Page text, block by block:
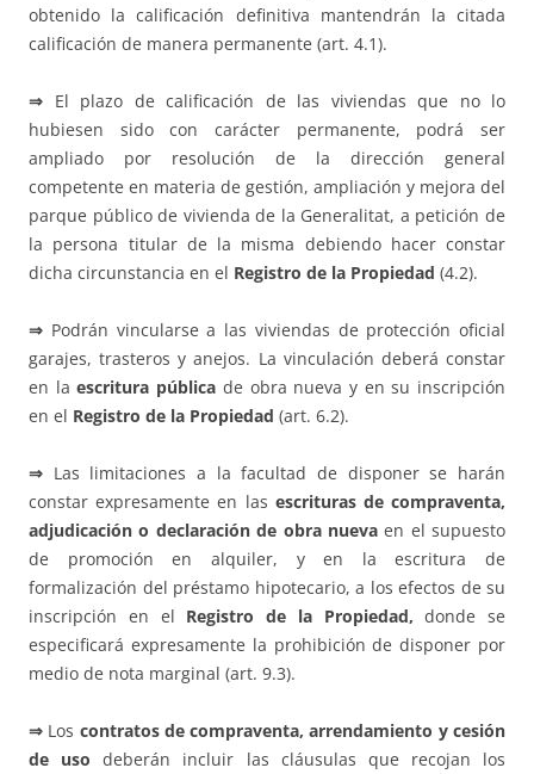
obtenido la calificación definitiva mantendrán la citada
calificación de manera permanente (art. 4.1).
⇒ El plazo de calificación de las viviendas que no lo
hubiesen sido con carácter permanente, podrá ser
ampliado por resolución de la dirección general
competente en materia de gestión, ampliación y mejora del
parque público de vivienda de la Generalitat, a petición de
la persona titular de la misma debiendo hacer constar
dicha circunstancia en el Registro de la Propiedad (4.2).
⇒ Podrán vincularse a las viviendas de protección oficial
garajes, trasteros y anejos. La vinculación deberá constar
en laescritura pública de obra nueva y en su inscripción
en el Registro de la Propiedad (art. 6.2).
⇒ Las limitaciones a la facultad de disponer se harán
constar expresamente en las escrituras de compraventa,
adjudicación o declaración de obra nuevaen el supuesto
de promoción en alquiler, y en la escritura de
formalización del préstamo hipotecario, a los efectos de su
inscripción en el Registro de la Propiedad, donde se
especificará expresamente la prohibición de disponer por
medio de nota marginal (art. 9.3).
⇒ Los contratos de compraventa, arrendamiento y cesión
de uso deberán incluir las cláusulas que recojan los